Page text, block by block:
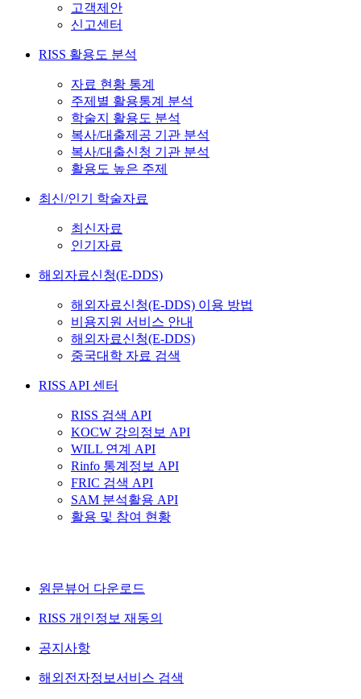
고객제안
신고센터
RISS 활용도 분석
자료 현황 통계
주제별 활용통계 분석
학술지 활용도 분석
복사/대출제공 기관 분석
복사/대출신청 기관 분석
활용도 높은 주제
최신/인기 학술자료
최신자료
인기자료
해외자료신청(E-DDS)
해외자료신청(E-DDS) 이용 방법
비용지원 서비스 안내
해외자료신청(E-DDS)
중국대학 자료 검색
RISS API 센터
RISS 검색 API
KOCW 강의정보 API
WILL 연계 API
Rinfo 통계정보 API
FRIC 검색 API
SAM 분석활용 API
활용 및 참여 현황
원문뷰어 다운로드
RISS 개인정보 재동의
공지사항
해외전자정보서비스 검색